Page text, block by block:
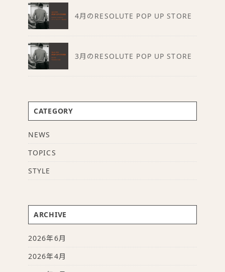
4月のRESOLUTE POP UP STORE
3月のRESOLUTE POP UP STORE
CATEGORY
NEWS
TOPICS
STYLE
ARCHIVE
2026年6月
2026年4月